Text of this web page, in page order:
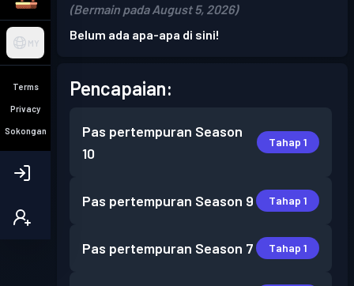
MY
Terms
Privacy
Sokongan
(Bermain pada August 5, 2026)
Belum ada apa-apa di sini!
Pencapaian:
Pas pertempuran Season
10
Tahap 1
Pas pertempuran Season 9 Tahap 1
Pas pertempuran Season 7 Tahap 1